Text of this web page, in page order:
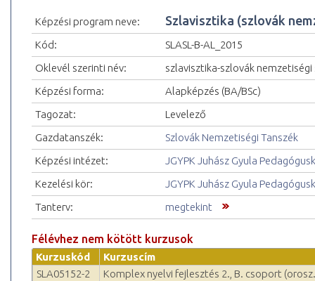
Képzési program neve: Szlavisztika (szlovák
Kód:
SLASL-B-AL_2015
Oklevél szerinti név:
szlavisztika-szlovák nemzetiségi
Képzési forma:
Alapképzés (BA/BSc)
Tagozat:
Levelező
Gazdatanszék:
Szlovák Nemzetiségi Tanszék
Képzési intézet:
JGYPK Juhász Gyula
Kezelési kör:
JGYPK Juhász Gyula
Tanterv:
megtekint
Félévhez nem kötött kurzusok
Kurzuskód
Kurzuscím
SLA05152-2
Komplex nyelvi fejlesztés 2., B. csoport